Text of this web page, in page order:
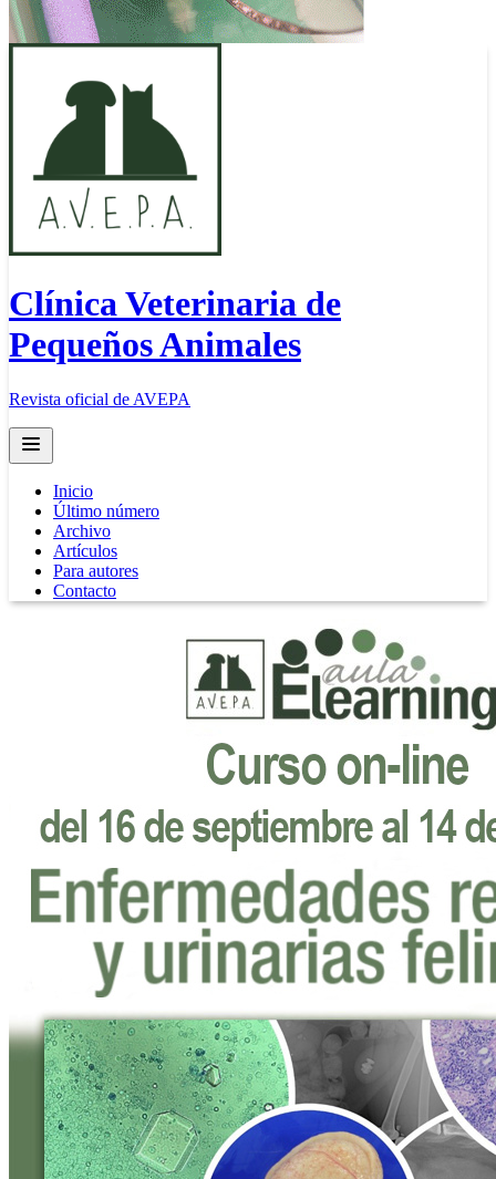
Clínica Veterinaria de
Pequeños Animales
Revista oficial de AVEPA
Open main menu
Inicio
Último número
Archivo
Artículos
Para autores
Contacto